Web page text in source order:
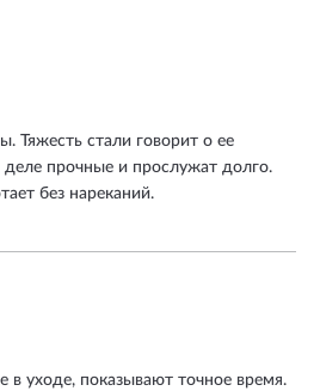
Тяжесть стали говорит о ее
деле прочные и прослужат долго.
без нареканий.
в уходе, показывают точное время.